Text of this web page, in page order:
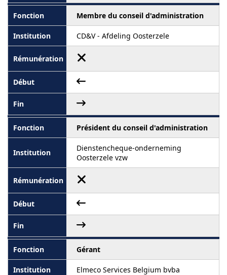
Membre du conseil d'administration
CD&V - Afdeling Oosterzele
Président du conseil d'administration
Dienstencheque-onderneming
Oosterzele vzw
Gérant
Elmeco Services Belgium bvba